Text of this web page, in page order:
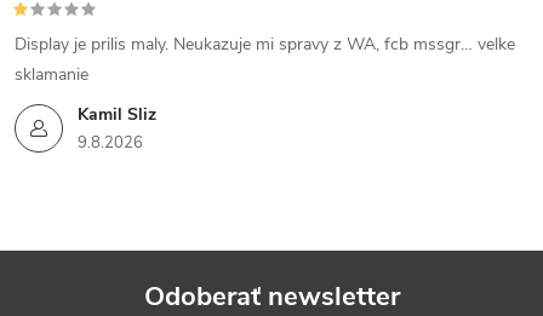
Kamil Sliz
9.8.2026
Display je prilis maly. Neukazuje mi spravy z WA, fcb mssgr… velke
sklamanie
Odoberať newsletter